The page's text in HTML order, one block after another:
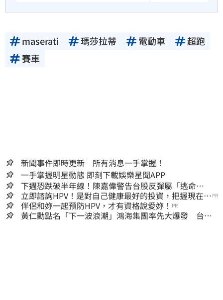
maserati 瑪莎拉蒂 電動車
超跑
賽車
新聞事件即時更新 所有消息一手掌握！
一手掌握明星動態 即刻下載娛樂星聞APP
下週恐跌破半年線！陳嘉偉警告台股反彈屬「逃命
波」：空頭大屠殺剛開始
立即諮詢HPV！是對自己健康最好的投資，把握現在不
嫌晚！
PR
伴侶和妳一起預防HPV，才有資格說愛妳！ PR
黃仁勳點名「下一波浪潮」鴻海集團率先大爆發 台股